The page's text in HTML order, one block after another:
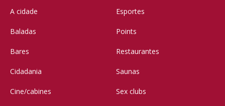
A cidade
Baladas
Bares
Cidadania
Cine/cabines
Esportes
Points
Restaurantes
Saunas
Sex clubs